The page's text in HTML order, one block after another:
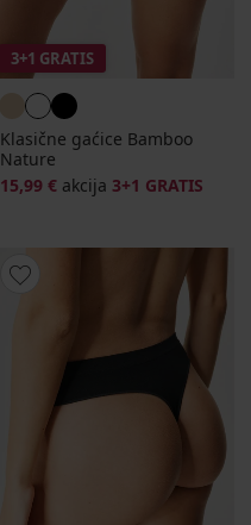
3+1 GRATIS
Klasične gaćice Bamboo
Nature
15,99 € akcija 3+1 GRATIS